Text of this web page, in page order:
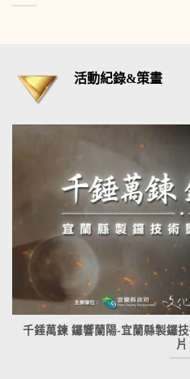
活動紀錄&策畫
千錘萬鍊 鑼響蘭陽-宜蘭縣製鑼
片